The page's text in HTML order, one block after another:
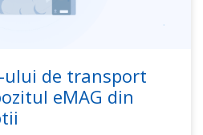
ului de transport
eMAG din